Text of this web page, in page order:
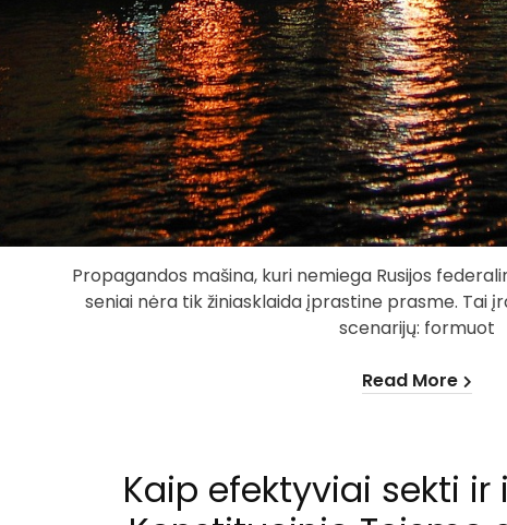
Propagandos mašina, kuri nemiega Rusijos
seniai nėra tik žiniasklaida įprastine prasme. Tai
scenarijų: formuot
Read More
Kaip efektyviai sekti